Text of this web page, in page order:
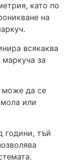
като по
на
всякаква
за
може да се
или
години, тъй